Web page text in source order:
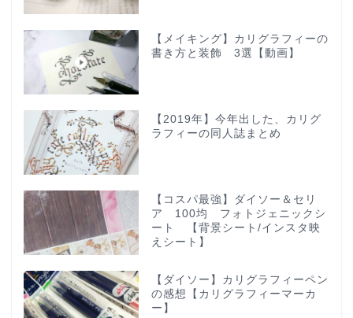
【メイキング】カリグラフィーの
書き方と装飾 3選【動画】
【2019年】今年出した、カリグ
ラフィーの同人誌まとめ
【コスパ最強】ダイソー＆セリ
ア 100均 フォトジェニックシ
ート 【背景シート/インスタ映
えシート】
【ダイソー】カリグラフィーペン
の感想【カリグラフィーマーカ
ー】